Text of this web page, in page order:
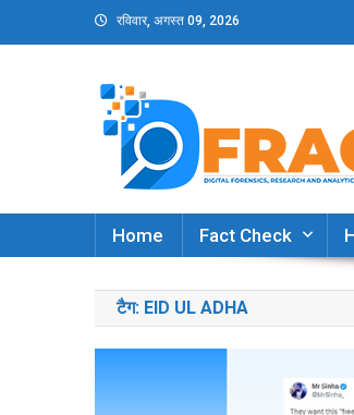
to
रविवार, अगस्त 09, 2026
DFRAC_ORG
Digital Forensics, Research
Home
Fact Check
टैग: EID UL ADHA